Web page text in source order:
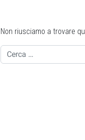
Non riusciamo a trovare
Ricerca per: